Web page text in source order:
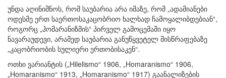
უნდა აღინიშნოს, რომ საუბარია არა იმაზე, რომ „ადამიანები
ოდესმე ერთ საერთოსაკაცობრიო ხალხად ჩამოყალიბდებიან“,
როგორც „ჰომარანიზმის“ პირველ გამოცემაში იყო
ნავარაუდევი, არამედ საუბარია განუწყვეტელ მისწრაფებაზე
„კაცობრიობის სულიერი ერთობისაკენ“.
ოთხი ვარიანტის („Hilelismo“ 1906, „Homaranismo“ 1906,
„Homaranismo“ 1913, „Homaranismo“ 1917) გაანალიზების